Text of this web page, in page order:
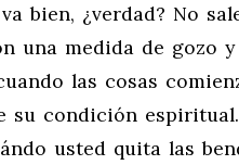
bien, ¿verdad? No
una medida de gozo
las cosas
condición
usted quita las